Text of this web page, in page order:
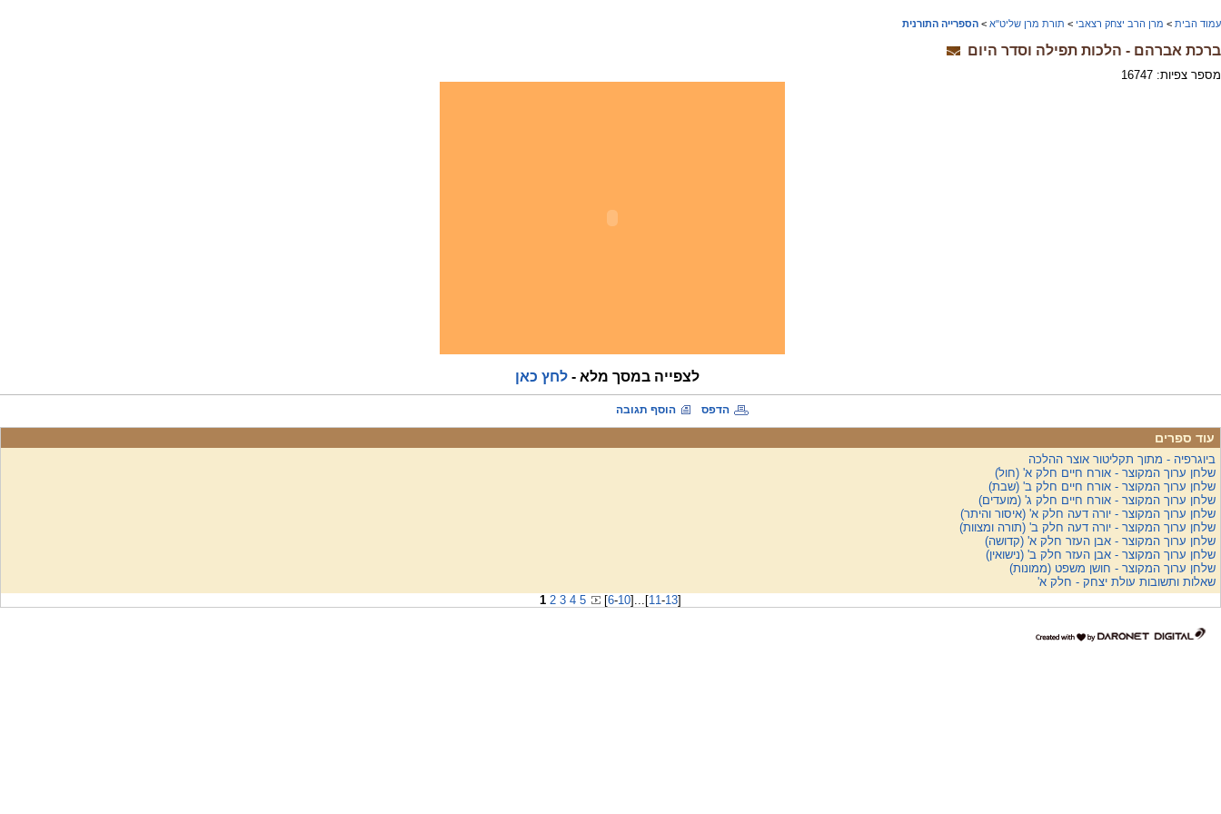
עמוד הבית > מרן הרב יצחק רצאבי > תורת מרן שליט"א > הספרייה התורנית
ברכת אברהם - הלכות תפילה וסדר היום
מספר צפיות: 16747
לצפייה במסך מלא -לחץ כאן
הדפס הוסף תגובה
עוד ספרים
ביוגרפיה - מתוך תקליטור אוצר ההלכה
שלחן ערוך המקוצר - אורח חיים חלק א' (חול)
שלחן ערוך המקוצר - אורח חיים חלק ב' (שבת)
שלחן ערוך המקוצר - אורח חיים חלק ג' (מועדים)
שלחן ערוך המקוצר - יורה דעה חלק א' (איסור והיתר)
שלחן ערוך המקוצר - יורה דעה חלק ב' (תורה ומצוות)
שלחן ערוך המקוצר - אבן העזר חלק א' (קדושה)
שלחן ערוך המקוצר - אבן העזר חלק ב' (נישואין)
שלחן ערוך המקוצר - חושן משפט (ממונות)
שאלות ותשובות עולת יצחק - חלק א'
1 2 3 4 5 [6-10] ... [11-13]
דרונט